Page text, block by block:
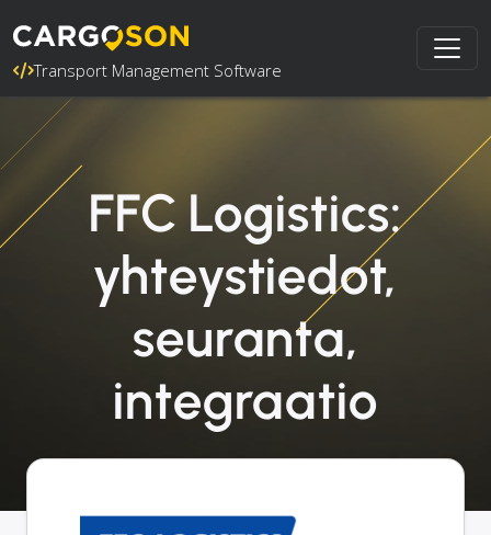
Transport Management Software
FFC Logistics:
yhteystiedot,
seuranta,
integraatio